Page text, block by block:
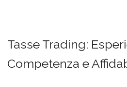
Tasse Trading:
Competenza e